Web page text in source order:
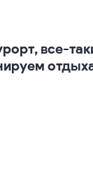
все-